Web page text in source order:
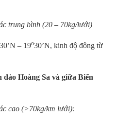
trung bình (20 – 70kg/lưới)
30’N – 19o30’N, kinh độ đông từ
Hoàng Sa và giữa Biển
cao (>70kg/km lưới):